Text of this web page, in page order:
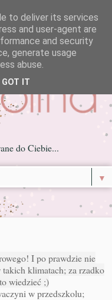
do Ciebie...
▼
I po prawdzie nie
klimatach; za rzadko
wiedzieć ;)
w przedszkolu;
to deliver its services
and user-agent are
and security
generate usage
abuse.
GOT IT